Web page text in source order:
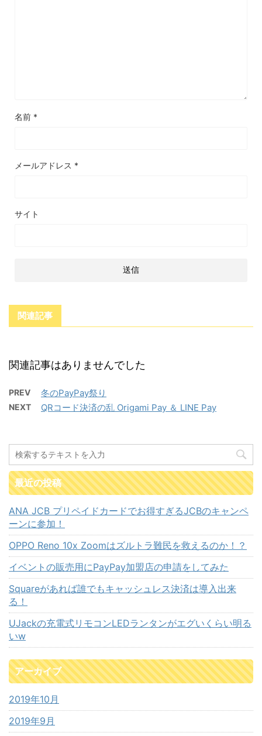
名前 *
メールアドレス *
サイト
関連記事
関連記事はありませんでした
PREV 冬のPayPay祭り
NEXT QRコード決済の乱 Origami Pay ＆ LINE Pay
最近の投稿
ANA JCB プリペイドカードでお得すぎるJCBのキャンペ
ーンに参加！
OPPO Reno 10x Zoomはズルトラ難民を救えるのか！？
イベントの販売用にPayPay加盟店の申請をしてみた
Squareがあれば誰でもキャッシュレス決済は導入出来
る！
UJackの充電式リモコンLEDランタンがエグいくらい明る
いw
アーカイブ
2019年10月
2019年9月